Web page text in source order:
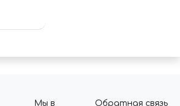
Мы в
Обратная связь